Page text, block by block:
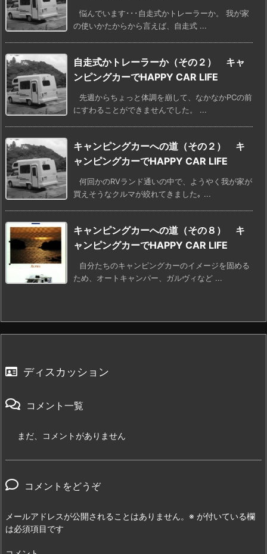
悩んでいます･･･自走式かトレーラーか。 我が家
の使いかたからから言えば、自走式 ...
自走式かトレーラーか（その２） キャ
ンピングカーでHAPPY CAR LIFE
先週からちょっと体調を崩して、なかなかPCの前
にすわることができませんでした。 ...
キャンピングカーへの道（その２） キ
ャンピングカーでHAPPY CAR LIFE
何回かのRVランド通いの中で、ようやく我が家が
買えそうなクルマが絞れてきました｡ ...
キャンピングカーへの道（その８） キ
ャンピングカーでHAPPY CAR LIFE
自分たちのキャンピングカーのイメージを固める
ため、オートキャンパー、ガルヴィなど ...
ディスカッション
コメント一覧
まだ、コメントがありません
コメントをどうぞ
メールアドレスが公開されることはありません。 ※ が付いている欄
は必須項目です